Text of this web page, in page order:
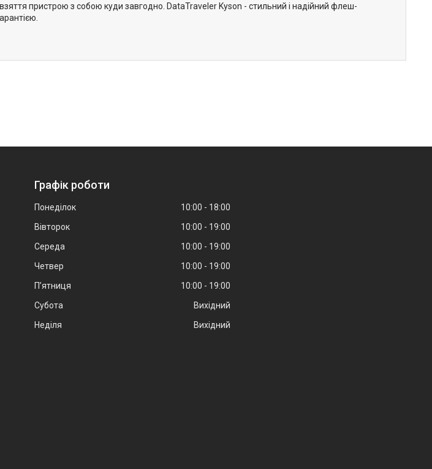
пристрою з собою куди завгодно. DataTraveler Kyson - стильний і надійний флеш-
Графік роботи
Понеділок 10:00
18:00
Вівторок
10:00
19:00
Середа
10:00
19:00
Четвер
10:00
19:00
Пʼятниця
10:00
19:00
Субота
Вихідний
Неділя
Вихідний